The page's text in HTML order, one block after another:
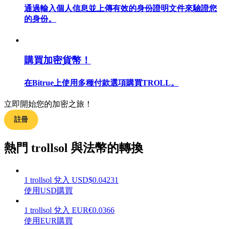
交易策略
學習如何保持盈利
通過輸入個人信息並上傳有效的身份證明文件來驗證您
的身份。
購買加密貨幣！
在Bitrue上使用多種付款選項購買TROLL。
立即開始您的加密之旅！
註冊
熱門 trollsol 與法幣的轉換
1 trollsol 兌入 USD$0.04231
使用USD購買
1 trollsol 兌入 EUR€0.0366
使用EUR購買